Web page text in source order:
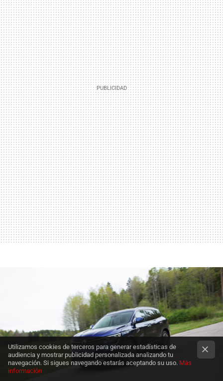
Utilizamos cookies de terceros para generar estadísticas de
audiencia y mostrar publicidad personalizada analizando tu
navegación. Si sigues navegando estarás aceptando su uso. Más
información